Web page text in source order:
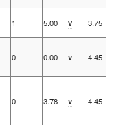
1 5.00 v
3.75
0 0.00 v 4.45
0 3.78 v 4.45